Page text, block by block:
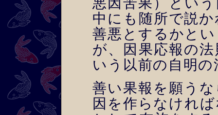
中にも随所で説
善悪とするかと
が、因果応報の
いう以前の自明
善い果報を願う
因を作らなけれ